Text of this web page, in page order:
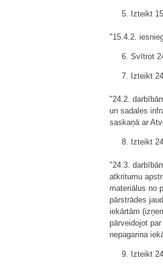
5. Izteikt
"15.4.2.
6. Svītrot
7. Izteikt
"24.2.
un sadales
saskaņā ar
8. Izteikt
"24.3.
atkritumu
materiālus no
pārstrādes
iekārtām
pārveidojot
nepagarina
9. Izteikt